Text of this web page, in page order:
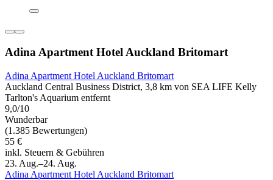
Adina Apartment Hotel Auckland Britomart
Adina Apartment Hotel Auckland Britomart
Auckland Central Business District, 3,8 km von SEA LIFE Kelly
Tarlton's Aquarium entfernt
9,0/10
Wunderbar
(1.385 Bewertungen)
55 €
inkl. Steuern & Gebühren
23. Aug.–24. Aug.
Adina Apartment Hotel Auckland Britomart